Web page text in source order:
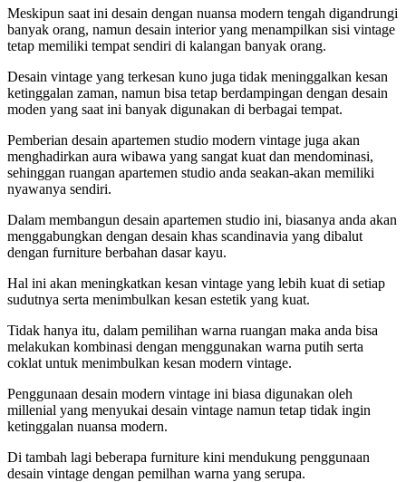
Meskipun saat ini desain dengan nuansa modern tengah digandrungi
banyak orang, namun desain interior yang menampilkan sisi vintage
tetap memiliki tempat sendiri di kalangan banyak orang.
Desain vintage yang terkesan kuno juga tidak meninggalkan kesan
ketinggalan zaman, namun bisa tetap berdampingan dengan desain
moden yang saat ini banyak digunakan di berbagai tempat.
Pemberian desain apartemen studio modern vintage juga akan
menghadirkan aura wibawa yang sangat kuat dan mendominasi,
sehinggan ruangan apartemen studio anda seakan-akan memiliki
nyawanya sendiri.
Dalam membangun desain apartemen studio ini, biasanya anda akan
menggabungkan dengan desain khas scandinavia yang dibalut
dengan furniture berbahan dasar kayu.
Hal ini akan meningkatkan kesan vintage yang lebih kuat di setiap
sudutnya serta menimbulkan kesan estetik yang kuat.
Tidak hanya itu, dalam pemilihan warna ruangan maka anda bisa
melakukan kombinasi dengan menggunakan warna putih serta
coklat untuk menimbulkan kesan modern vintage.
Penggunaan desain modern vintage ini biasa digunakan oleh
millenial yang menyukai desain vintage namun tetap tidak ingin
ketinggalan nuansa modern.
Di tambah lagi beberapa furniture kini mendukung penggunaan
desain vintage dengan pemilhan warna yang serupa.